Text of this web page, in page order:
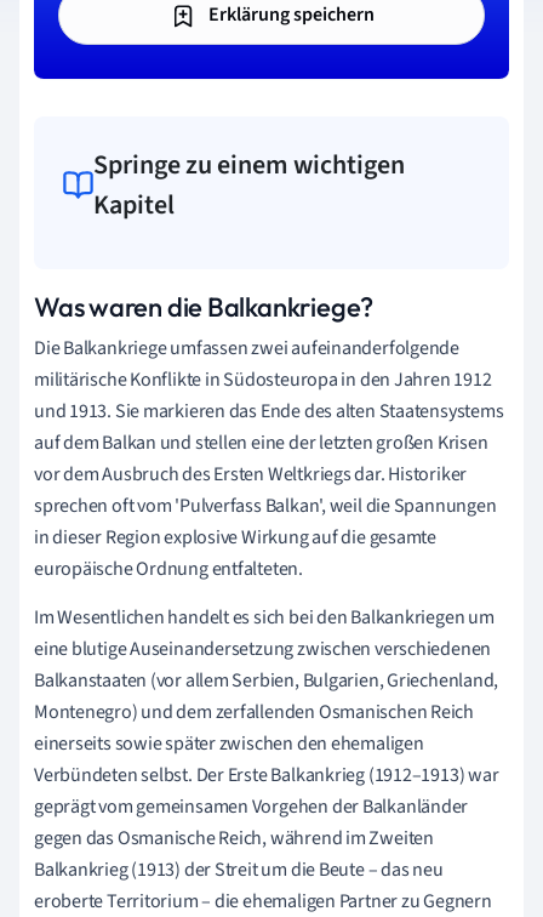
Erklärung speichern
Springe zu einem wichtigen
Kapitel
Was waren die Balkankriege?
Die Balkankriege umfassen zwei aufeinanderfolgende
militärische Konflikte in Südosteuropa in den Jahren 1912
und 1913. Sie markieren das Ende des alten Staatensystems
auf dem Balkan und stellen eine der letzten großen Krisen
vor dem Ausbruch des Ersten Weltkriegs dar. Historiker
sprechen oft vom 'Pulverfass Balkan', weil die Spannungen
in dieser Region explosive Wirkung auf die gesamte
europäische Ordnung entfalteten.
Im Wesentlichen handelt es sich bei den Balkankriegen um
eine blutige Auseinandersetzung zwischen verschiedenen
Balkanstaaten (vor allem Serbien, Bulgarien, Griechenland,
Montenegro) und dem zerfallenden Osmanischen Reich
einerseits sowie später zwischen den ehemaligen
Verbündeten selbst. Der Erste Balkankrieg (1912–1913) war
geprägt vom gemeinsamen Vorgehen der Balkanländer
gegen das Osmanische Reich, während im Zweiten
Balkankrieg (1913) der Streit um die Beute – das neu
eroberte Territorium – die ehemaligen Partner zu Gegnern